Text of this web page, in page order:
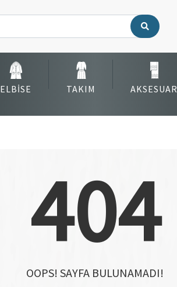
ELBISE TAKIM AKSESUAR
404
OOPS! SAYFA BULUNAMADI!